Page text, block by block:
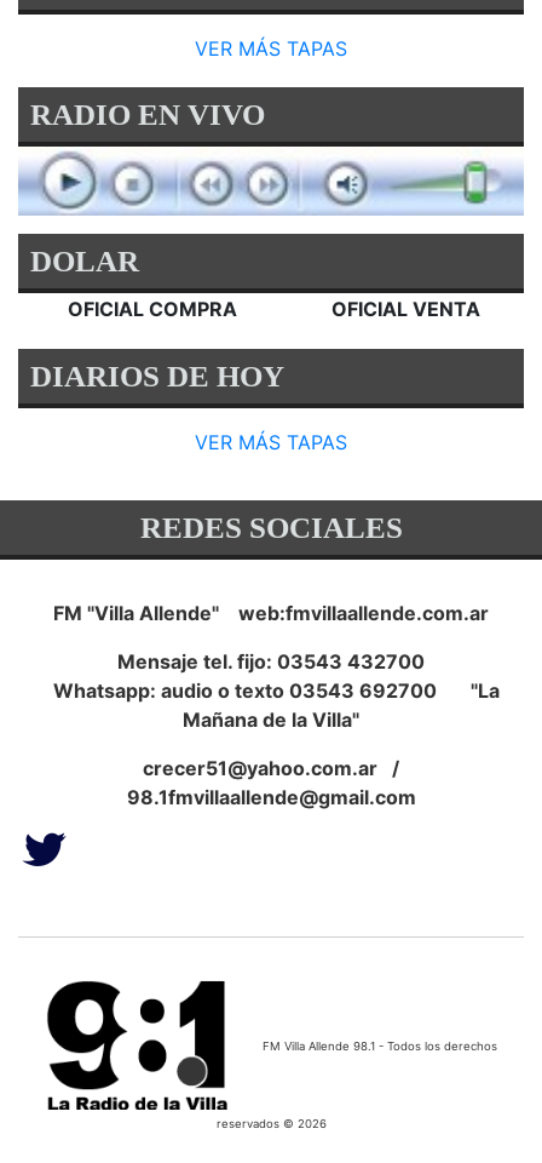
VER MÁS TAPAS
RADIO EN VIVO
DOLAR
OFICIAL COMPRA OFICIAL VENTA
DIARIOS DE HOY
VER MÁS TAPAS
REDES SOCIALES
FM "Villa Allende" web:fmvillaallende.com.ar
Mensaje tel. fijo: 03543 432700
Whatsapp: audio o texto 03543 692700 "La
Mañana de la Villa"
crecer51@yahoo.com.ar /
98.1fmvillaallende@gmail.com
FM Villa Allende 98.1 - Todos los derechos
reservados © 2026